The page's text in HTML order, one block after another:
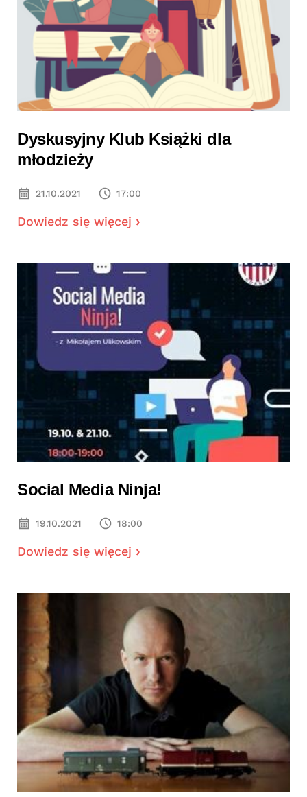
Dyskusyjny Klub Książki dla
młodzieży
21.10.2021 17:00
Dowiedz się więcej
Social Media Ninja!
19.10.2021 18:00
Dowiedz się więcej